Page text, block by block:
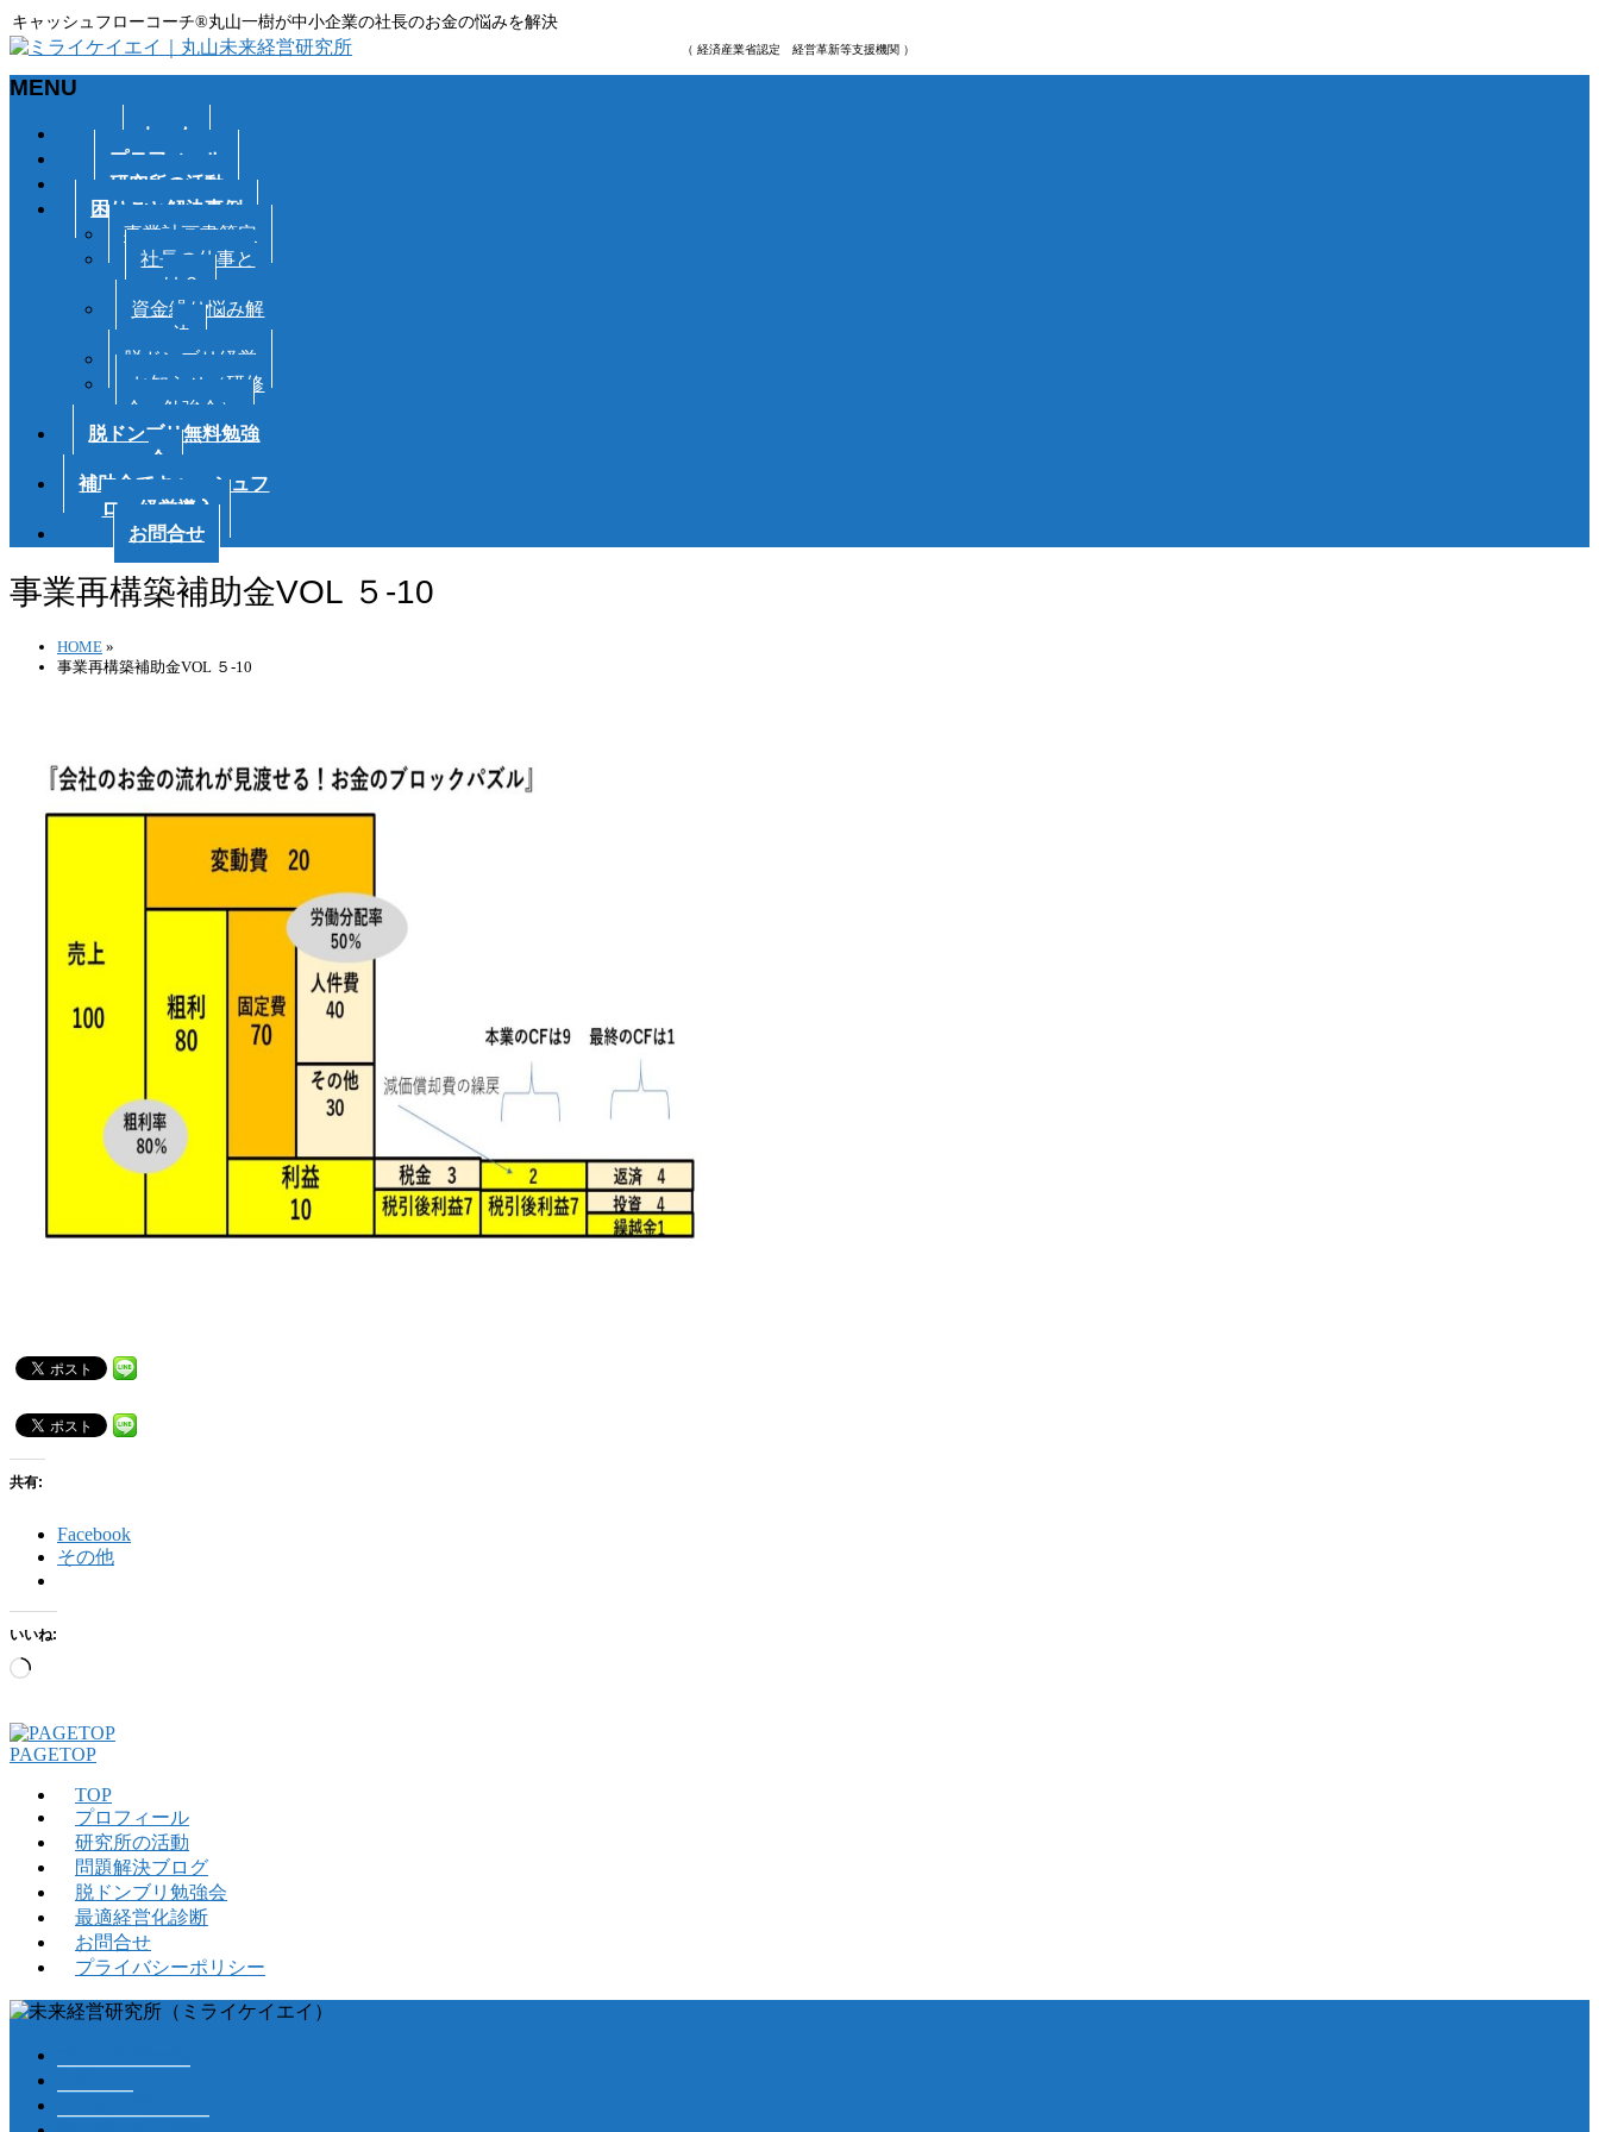
キャッシュフローコーチ®丸山一樹が中小企業の社長のお金の悩みを解決
（ 経済産業省認定 経営革新等支援機関 ）
MENU
ホーム
プロフィール
研究所の活動
困りごと解決事例
事業計画書策定
社長の仕事と
は？
資金繰り悩み解
決
脱ドンブリ経営
お知らせ（研修
会・勉強会）
脱ドンブリ無料勉強
会
補助金でキャッシュフ
ロー経営導入
お問合せ
事業再構築補助金VOL ５-10
HOME »
事業再構築補助金VOL ５-10
共有:
Facebook
その他
いいね:
読
み
中…
PAGETOP
TOP
プロフィール
研究所の活動
問題解決ブログ
脱ドンブリ勉強会
最適経営化診断
お問合せ
プライバシーポリシー